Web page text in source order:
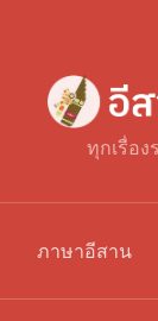
ทุกเรื่อง
ภาษาอีสาน